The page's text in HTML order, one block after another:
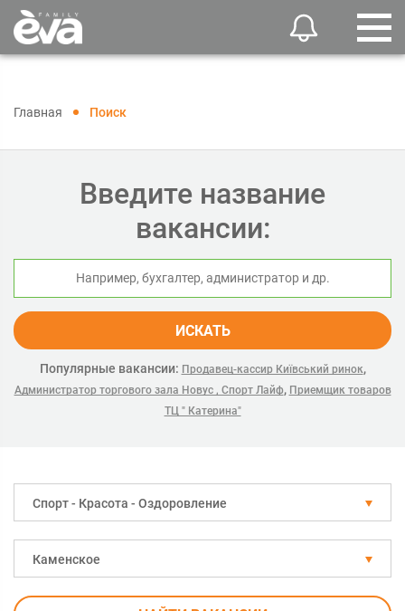
Главная Поиск
Введите название
вакансии:
ИСКАТЬ
Популярные вакансии: Продавец-кассир Київський ринок,
Администратор торгового зала Новус , Спорт Лайф, Приемщик товаров
ТЦ " Катерина"
Спорт - Красота - Оздоровление
Каменское